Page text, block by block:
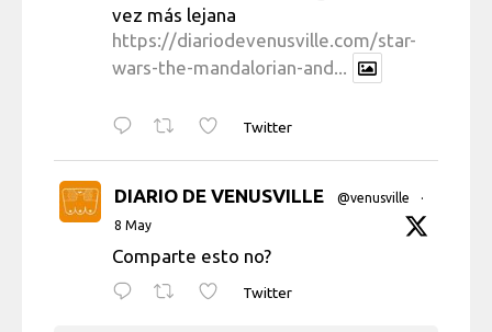
vez más lejana
https://diariodevenusville.com/star-
wars-the-mandalorian-and...
Twitter
DIARIO DE VENUSVILLE @venusville
·
8 May
Comparte esto no?
Twitter